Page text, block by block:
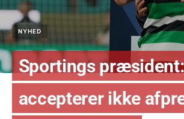
NYHED
Sportings
accepterer ikke